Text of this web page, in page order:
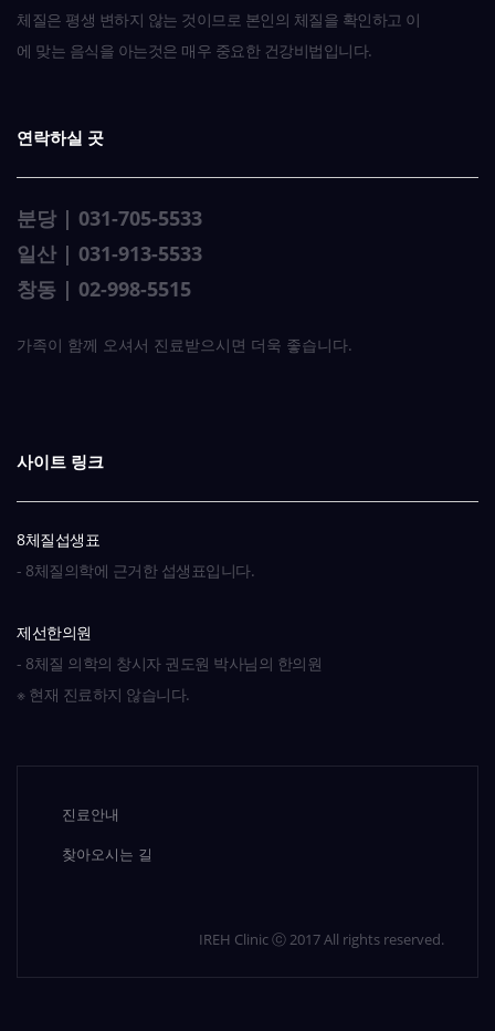
체질은 평생 변하지 않는 것이므로 본인의 체질을 확인하고 이
에 맞는 음식을 아는것은 매우 중요한 건강비법입니다.
연락하실 곳
분당 | 031-705-5533
일산 | 031-913-5533
창동 | 02-998-5515
가족이 함께 오셔서 진료받으시면 더욱 좋습니다.
사이트 링크
8체질섭생표
- 8체질의학에 근거한 섭생표입니다.
제선한의원
- 8체질 의학의 창시자 권도원 박사님의 한의원
※ 현재 진료하지 않습니다.
진료안내
찾아오시는 길
IREH Clinic ⓒ 2017 All rights reserved.